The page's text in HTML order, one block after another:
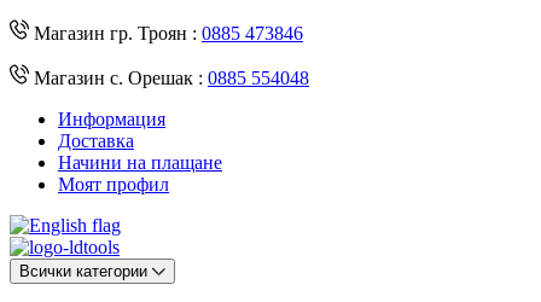
Магазин гр. Троян : 0885 473846
Магазин с. Орешак : 0885 554048
Информация
Доставка
Начини на плащане
Моят профил
Всички категории